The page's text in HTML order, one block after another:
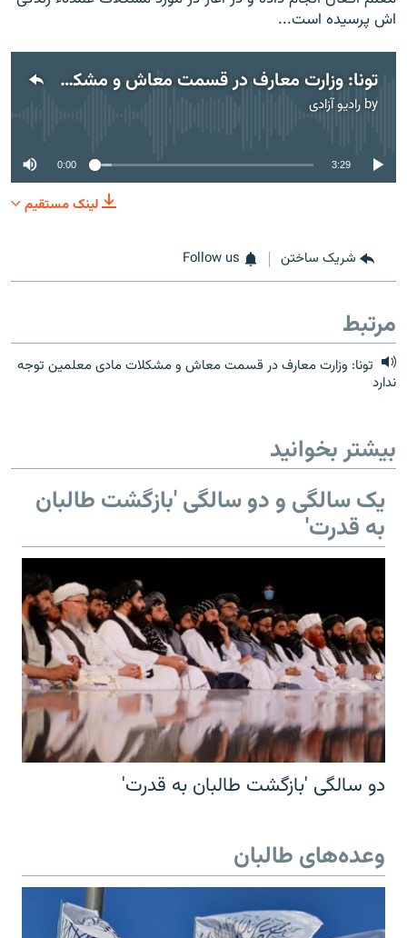
اش پرسیده است...
تونا: وزارت معارف در قسمت معاش و مشکلات مادی معلمین توجه ندارد
by رادیو آزادی
0:00 3:29
لینک مستقیم
شریک ساختن Follow us
مرتبط
تونا: وزارت معارف در قسمت معاش و مشکلات مادی معلمین توجه
ندارد
بیشتر بخوانید
یک سالگی و دو سالگی 'بازگشت طالبان
به قدرت'
دو سالگی 'بازگشت طالبان به قدرت'
وعده‌های طالبان